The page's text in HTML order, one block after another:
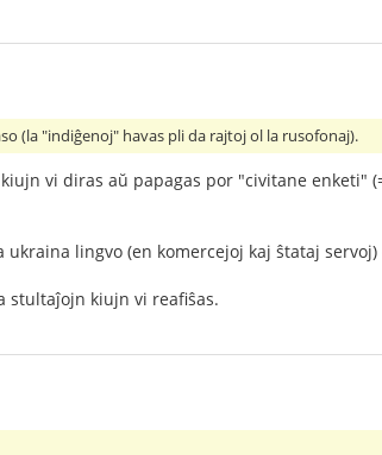
(la "indiĝenoj" havas pli da rajtoj ol la rusofonaj).
vi diras aŭ papagas por "civitane enketi"
lingvo (en komercejoj kaj ŝtataj
stultaĵojn kiujn vi reafiŝas.